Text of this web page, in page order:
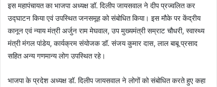
इस महापंचायत का भाजपा अध्यक्ष डॉ. दिलीप जायसवाल ने दीप प्रज्वलित कर
उद्घाटन किया एवं उपस्थित जनसमूह को संबोधित किया। इस मौके पर केंद्रीय
कानून एवं न्याय मंत्री अर्जुन राम मेघवाल, उप मुख्यमंत्री सम्राट चौधरी, स्वास्थ्य
मंत्री मंगल पांडेय, कार्यक्रम संयोजक डॉ. संजय कुमार दास, लाल बाबू प्रसाद
सहित अन्य गणमान्य लोग उपस्थित रहे।
भाजपा के प्रदेश अध्यक्ष डॉ. दिलीप जायसवाल ने लोगों को संबोधित करते हुए कहा